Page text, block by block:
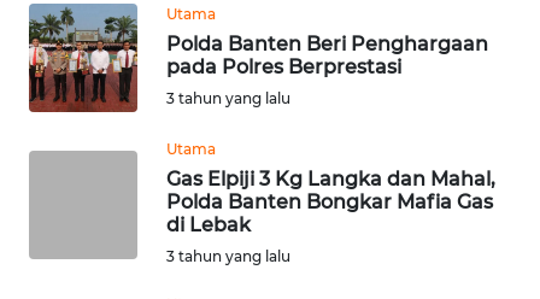
Utama
Polda Banten Beri Penghargaan
pada Polres Berprestasi
3 tahun yang lalu
Utama
Gas Elpiji 3 Kg Langka dan Mahal,
Polda Banten Bongkar Mafia Gas
di Lebak
3 tahun yang lalu
WN
KALTARA